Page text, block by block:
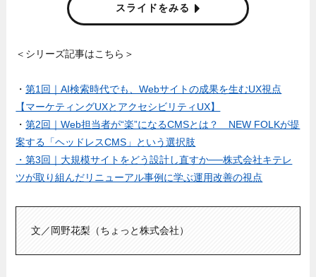
スライドをみる
＜シリーズ記事はこちら＞
・第1回｜AI検索時代でも、Webサイトの成果を生むUX視点
【マーケティングUXとアクセシビリティUX】
・第2回｜Web担当者が“楽”になるCMSとは？ NEW FOLKが提
案する「ヘッドレスCMS」という選択肢
・第3回｜大規模サイトをどう設計し直すか──株式会社キテレ
ツが取り組んだリニューアル事例に学ぶ運用改善の視点
文／岡野花梨（ちょっと株式会社）